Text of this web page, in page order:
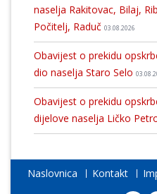
naselja Rakitovac, Bilaj,
Počitelj, Raduč 03.08.2026
Obavijest o prekidu
dio naselja Staro Selo
Obavijest o prekidu
dijelove naselja Ličko
Naslovnica Kontakt